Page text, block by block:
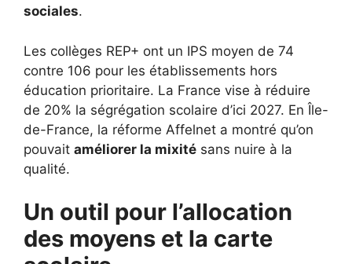
sociales.
Les collèges REP+ ont un IPS moyen de 74
contre 106 pour les établissements hors
éducation prioritaire. La France vise à réduire
de 20% la ségrégation scolaire d’ici 2027. En Île-
de-France, la réforme Affelnet a montré qu’on
pouvait améliorer la mixité sans nuire à la
qualité.
Un outil pour l’allocation
des moyens et la carte